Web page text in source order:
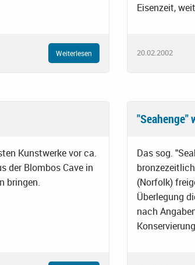
Weiterlesen
Eisenzeit,
20.02.2002
Kunstwerke vor ca.
der Blombos Cave in
bringen.
"Seahenge"
Das sog.
(Norfolk)
Überlegung
nach